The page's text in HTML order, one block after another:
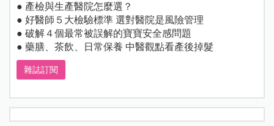
● 產檢與生產醫院怎麼選？
● 好醫師５大檢驗標準 選對醫院是風險管理
● 破解４個最常被誤解的寶寶安全感問題
● 藥膳、茶飲、日常保養 中醫觀點看產後掉髮
雜誌訂閱